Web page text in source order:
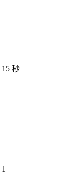
15 秒
1